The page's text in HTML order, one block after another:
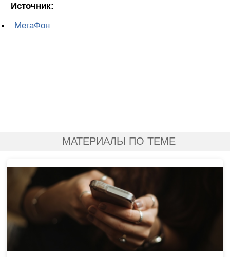
Источник:
МегаФон
МАТЕРИАЛЫ ПО ТЕМЕ